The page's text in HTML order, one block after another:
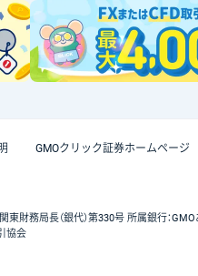
GMOクリック証券ホームページ
財務局長（銀代）第330号 所属銀行：
協会